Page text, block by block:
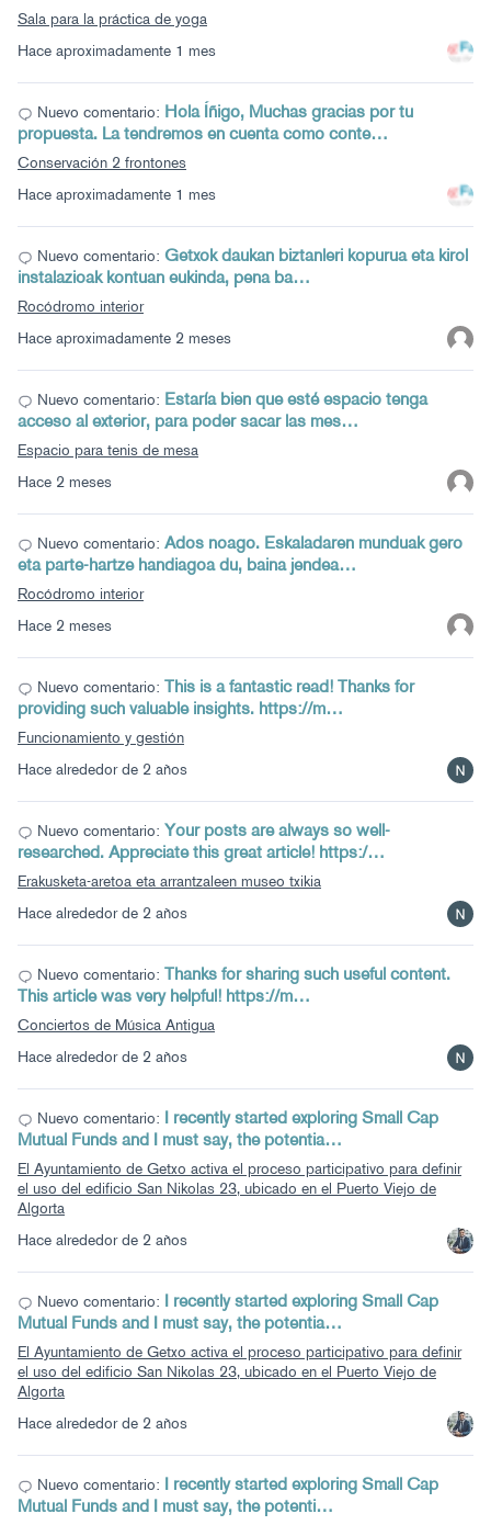
Hace aproximadamente 1 mes
Sala para la práctica de yoga
Hace aproximadamente 1 mes
Nuevo comentario: Hola Íñigo, Muchas gracias por tu
propuesta. La tendremos en cuenta como conte…
Conservación 2 frontones
Hace aproximadamente 2 meses
Nuevo comentario: Getxok daukan biztanleri kopurua eta kirol
instalazioak kontuan eukinda, pena ba…
Rocódromo interior
Hace 2 meses
Nuevo comentario: Estaría bien que esté espacio tenga
acceso al exterior, para poder sacar las mes…
Espacio para tenis de mesa
Hace 2 meses
Nuevo comentario: Ados noago. Eskaladaren munduak gero
eta parte-hartze handiagoa du, baina jendea…
Rocódromo interior
Hace alrededor de 2 años
Nuevo comentario: This is a fantastic read! Thanks for
providing such valuable insights. https://m…
Funcionamiento y gestión
Hace alrededor de 2 años
Nuevo comentario: Your posts are always so well-
researched. Appreciate this great article! https:/…
Erakusketa-aretoa eta arrantzaleen museo txikia
Hace alrededor de 2 años
Nuevo comentario: Thanks for sharing such useful content.
This article was very helpful! https://m…
Conciertos de Música Antigua
Hace alrededor de 2 años
Nuevo comentario: I recently started exploring Small Cap
Mutual Funds and I must say, the potentia…
El Ayuntamiento de Getxo activa el proceso participativo para definir
el uso del edificio San Nikolas 23, ubicado en el Puerto Viejo de
Algorta
Hace alrededor de 2 años
Nuevo comentario: I recently started exploring Small Cap
Mutual Funds and I must say, the potentia…
El Ayuntamiento de Getxo activa el proceso participativo para definir
el uso del edificio San Nikolas 23, ubicado en el Puerto Viejo de
Algorta
Nuevo comentario: I recently started exploring Small Cap
Mutual Funds and I must say, the potenti…